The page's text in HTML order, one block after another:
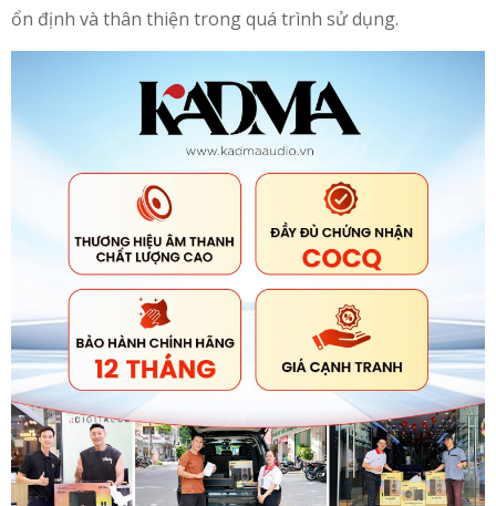
ổn định và thân thiện trong quá trình sử dụng.